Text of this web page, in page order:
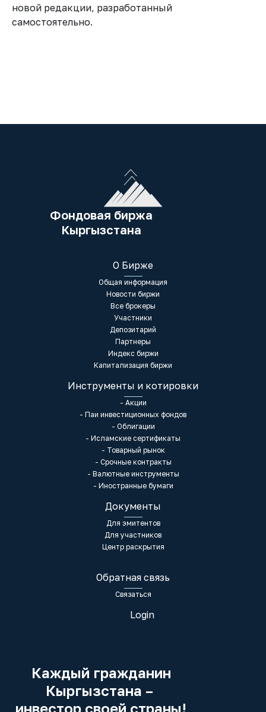
новой редакции, разработанный
самостоятельно.
Фондовая биржа
Кыргызстана
О Бирже
Общая информация
Новости биржи
Все брокеры
Участники
Депозитарий
Партнеры
Индекс биржи
Капитализация биржи
Инструменты и котировки
- Акции
- Паи инвестиционных фондов
- Облигации
- Исламские сертификаты
- Товарный рынок
- Срочные контракты
- Валютные инструменты
- Иностранные бумаги
Документы
Для эмитентов
Для участников
Центр раскрытия
Обратная связь
Связаться
Login
Каждый гражданин
Кыргызстана –
инвестор своей страны!